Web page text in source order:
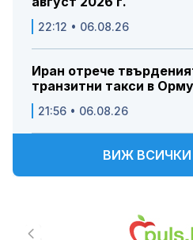
22:12 • 06.08.26
Иран отрече
транзитни такси в
21:56 • 06.08.26
ВИЖ